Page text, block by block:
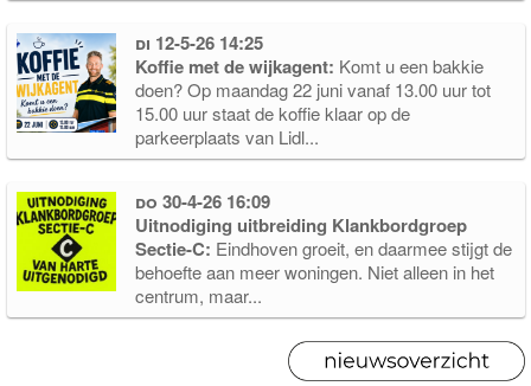
di 12-5-26 14:25
Koffie met de wijkagent: Komt u een bakkie
doen? Op maandag 22 juni vanaf 13.00 uur tot
15.00 uur staat de koffie klaar op de
parkeerplaats van Lidl...
do 30-4-26 16:09
Uitnodiging uitbreiding Klankbordgroep
Sectie-C: Eindhoven groeit, en daarmee stijgt de
behoefte aan meer woningen. Niet alleen in het
centrum, maar...